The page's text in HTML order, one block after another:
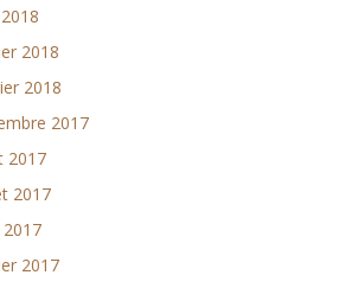
2018
2018
2017
2017
2017
2017